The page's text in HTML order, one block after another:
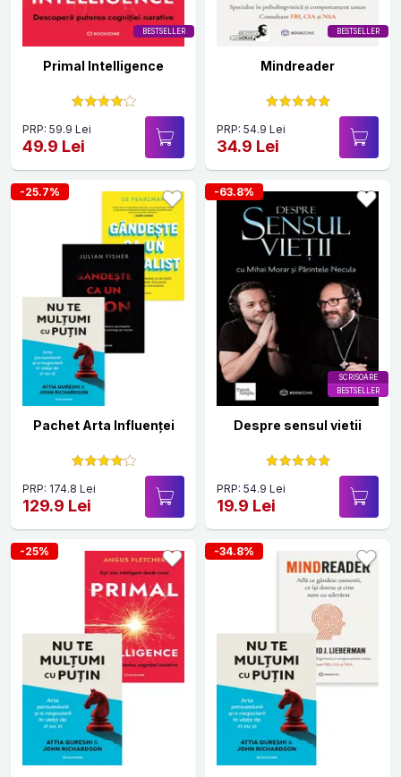
BESTSELLER
Primal Intelligence
PRP: 59.9 Lei
49.9 Lei
BESTSELLER
Mindreader
PRP: 54.9 Lei
34.9 Lei
-25.7%
Pachet Arta Influenței
PRP: 174.8 Lei
129.9 Lei
SCRISOARE
BESTSELLER
-63.8%
Despre sensul vietii
PRP: 54.9 Lei
19.9 Lei
-25% -34.8%